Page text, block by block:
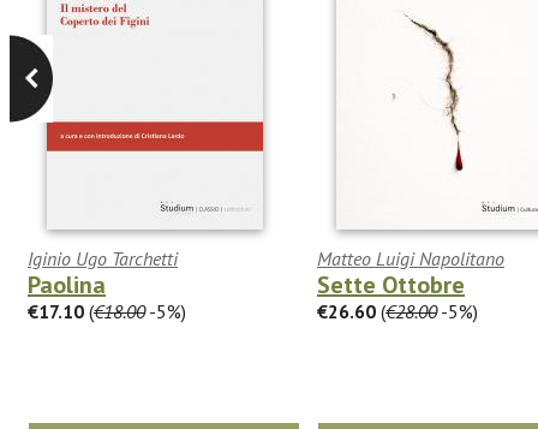
Iginio Ugo Tarchetti
Paolina
€17.10 (€18.00-5%)
Matteo Luigi Napolitano
Sette Ottobre
€26.60 (€28.00-5%)